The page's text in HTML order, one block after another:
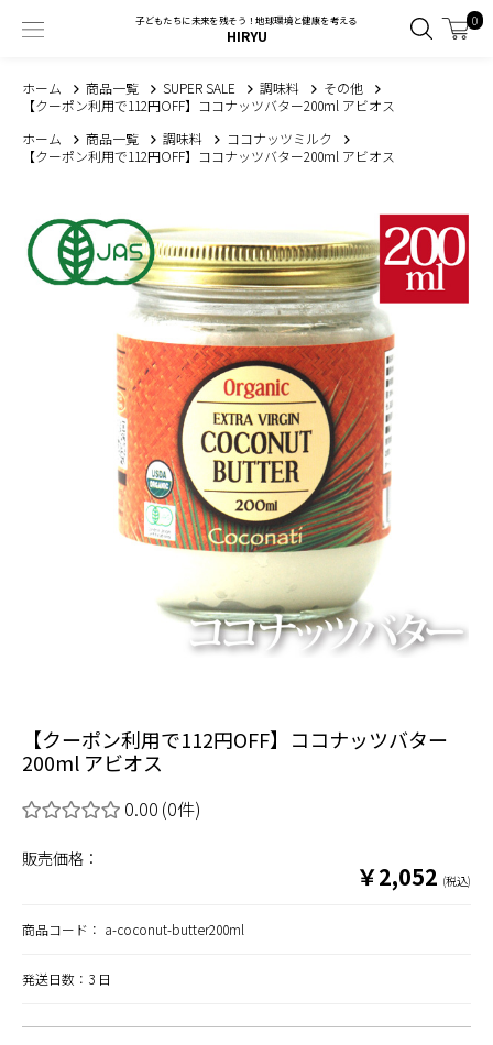
子どもたちに未来を残そう！地球環境と健康を考える
HIRYU
0
ホーム 商品一覧 SUPER SALE 調味料
その他
【クーポン利用で112円OFF】ココナッツバター200ml アビオス
ホーム
商品一覧 調味料
ココナッツミルク
【クーポン利用で112円OFF】ココナッツバター200ml アビオス
【クーポン利用で112円OFF】ココナッツバター
200ml アビオス
0.00 (0件)
販売価格：
￥2,052 (税込)
商品コード： a-coconut-butter200ml
発送日数：3 日